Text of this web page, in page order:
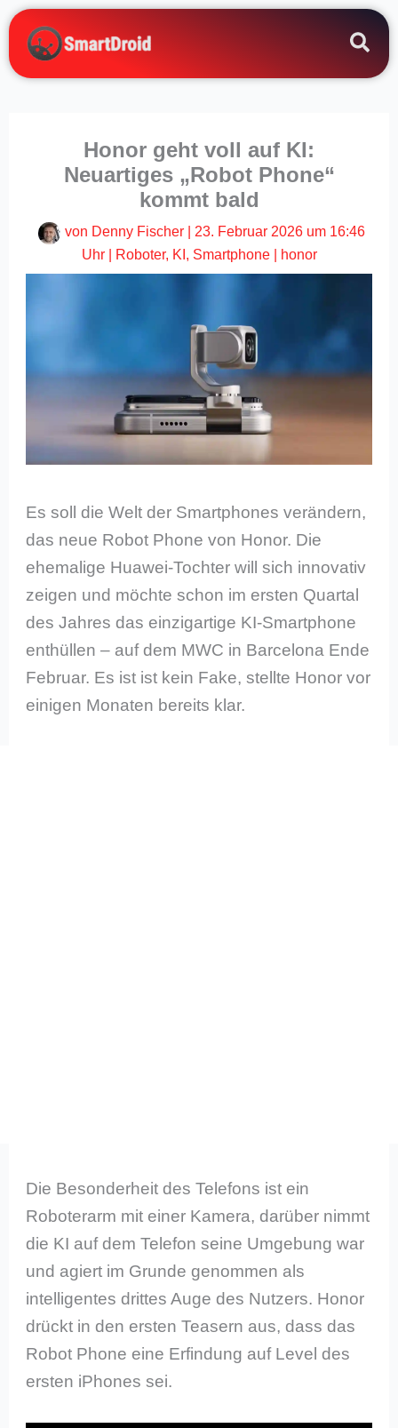
Zum
Inhalt
springen
Honor geht voll auf KI:
Neuartiges „Robot Phone“
kommt bald
von Denny Fischer
23. Februar 2026 um 16:46
Uhr| Roboter, KI , Smartphone| honor
Es soll die Welt der Smartphones verändern,
das neue Robot Phone von Honor. Die
ehemalige Huawei-Tochter will sich innovativ
zeigen und möchte schon im ersten Quartal
des Jahres das einzigartige KI-Smartphone
enthüllen – auf dem MWC in Barcelona Ende
Februar. Es ist ist kein Fake, stellte Honor vor
einigen Monaten bereits klar.
Die Besonderheit des Telefons ist ein
Roboterarm mit einer Kamera, darüber nimmt
die KI auf dem Telefon seine Umgebung war
und agiert im Grunde genommen als
intelligentes drittes Auge des Nutzers. Honor
drückt in den ersten Teasern aus, dass das
Robot Phone eine Erfindung auf Level des
ersten iPhones sei.